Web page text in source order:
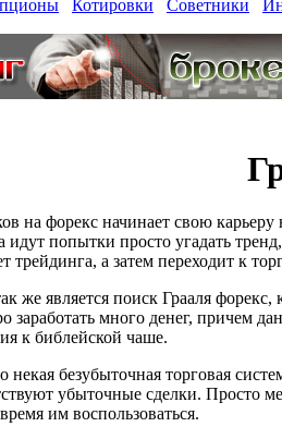
Котировки Советники
на форекс начинает свою
идут попытки просто угадать
трейдинга, а затем переходит к
же является поиск Грааля форекс,
заработать много денег, причем
к библейской чаше.
некая безубыточная торговая
убыточные сделки. Просто
им воспользоваться.